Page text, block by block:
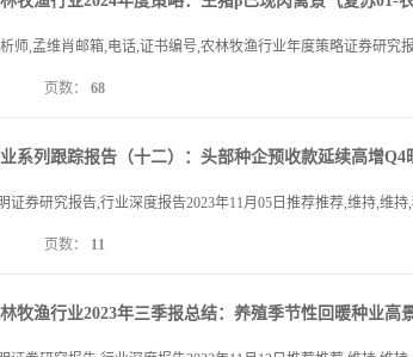
页数： 68
系列跟踪报告（十二）：头部种企预收款延续高增Q4
页数： 11
牧渔行业2023年三季报总结：养殖季节性回暖种业高